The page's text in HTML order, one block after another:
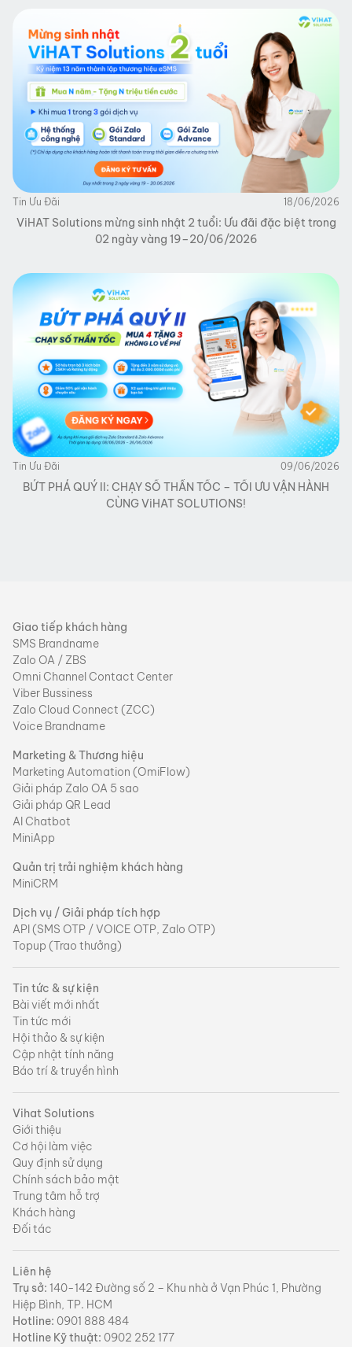
Tin Ưu Đãi 18/06/2026
ViHAT Solutions mừng sinh nhật 2 tuổi: Ưu đãi đặc biệt trong
02 ngày vàng 19–20/06/2026
Tin Ưu Đãi 09/06/2026
BỨT PHÁ QUÝ II: CHẠY SỐ THẦN TỐC – TỐI ƯU VẬN HÀNH
CÙNG ViHAT SOLUTIONS!
Giao tiếp khách hàng
SMS Brandname
Zalo OA / ZBS
Omni Channel Contact Center
Viber Bussiness
Zalo Cloud Connect (ZCC)
Voice Brandname
Marketing & Thương hiệu
Marketing Automation (OmiFlow)
Giải pháp Zalo OA 5 sao
Giải pháp QR Lead
AI Chatbot
MiniApp
Quản trị trải nghiệm khách hàng
MiniCRM
Dịch vụ / Giải pháp tích hợp
API (SMS OTP / VOICE OTP, Zalo OTP)
Topup (Trao thưởng)
Tin tức & sự kiện
Bài viết mới nhất
Tin tức mới
Hội thảo & sự kiện
Cập nhật tính năng
Báo trí & truyền hình
Vihat Solutions
Giới thiệu
Cơ hội làm việc
Quy định sử dụng
Chính sách bảo mật
Trung tâm hỗ trợ
Khách hàng
Đối tác
Liên hệ
Trụ sở: 140-142 Đường số 2 – Khu nhà ở Vạn Phúc 1, Phường
Hiệp Bình, TP. HCM
Hotline: 0901 888 484
Hotline Kỹ thuật: 0902 252 177